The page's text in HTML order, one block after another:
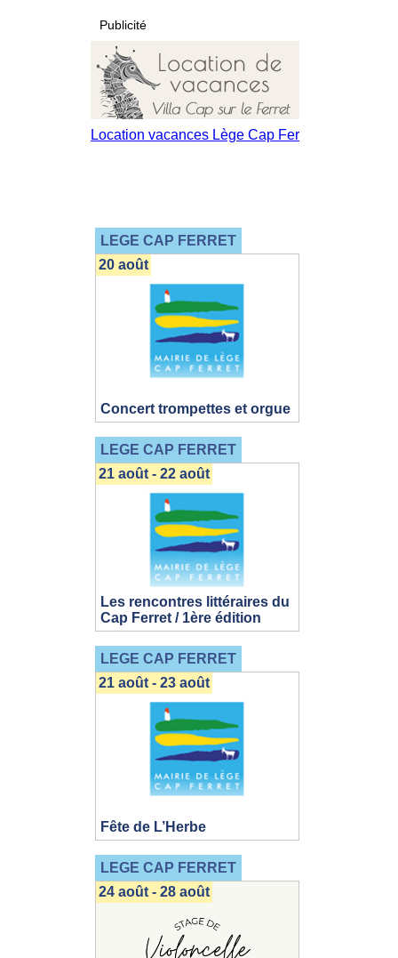
Publicité
LEGE CAP FERRET
Concert trompettes et orgue
20 août
LEGE CAP FERRET
Les rencontres littéraires du
Cap Ferret / 1ère édition
21 août - 22 août
LEGE CAP FERRET
Fête de L’Herbe
21 août - 23 août
LEGE CAP FERRET
24 août - 28 août